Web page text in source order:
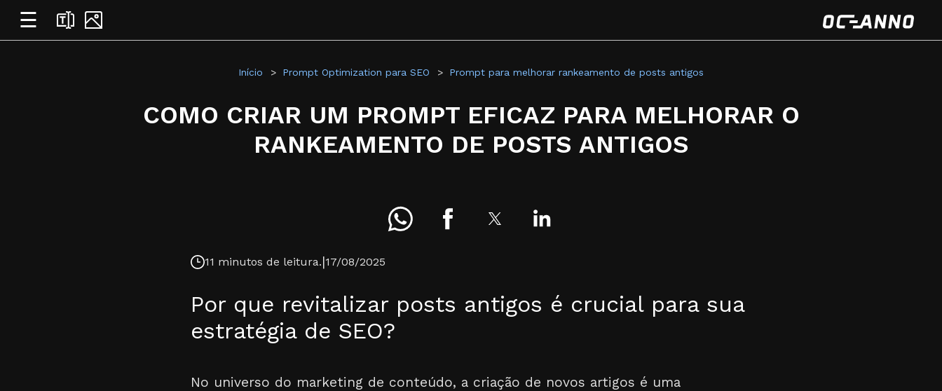
☰
Início Prompt Optimization para SEO Prompt para melhorar rankeamento de posts antigos
COMO CRIAR UM PROMPT EFICAZ PARA MELHORAR O
RANKEAMENTO DE POSTS ANTIGOS
11 minutos de leitura.|17/08/2025
Por que revitalizar posts antigos é crucial para sua
estratégia de SEO?
No universo do marketing de conteúdo, a criação de novos artigos é uma